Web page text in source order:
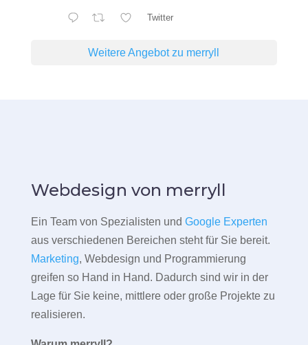
Twitter
Weitere Angebot zu merryll
Webdesign von merryll
Ein Team von Spezialisten und Google Experten
aus verschiedenen Bereichen steht für Sie bereit.
Marketing, Webdesign und Programmierung
greifen so Hand in Hand. Dadurch sind wir in der
Lage für Sie keine, mittlere oder große Projekte zu
realisieren.